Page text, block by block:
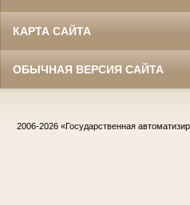
КАРТА САЙТА
ОБЫЧНАЯ ВЕРСИЯ САЙТА
2006-2026 «Государственная